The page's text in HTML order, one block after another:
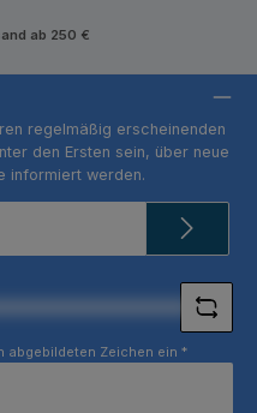
ab 250 €
regelmäßig erscheinenden
den Ersten sein, über neue
informiert werden.
abgebildeten Zeichen ein *